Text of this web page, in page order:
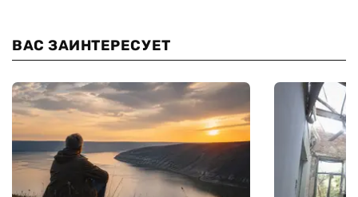
ВАС ЗАИНТЕРЕСУЕТ